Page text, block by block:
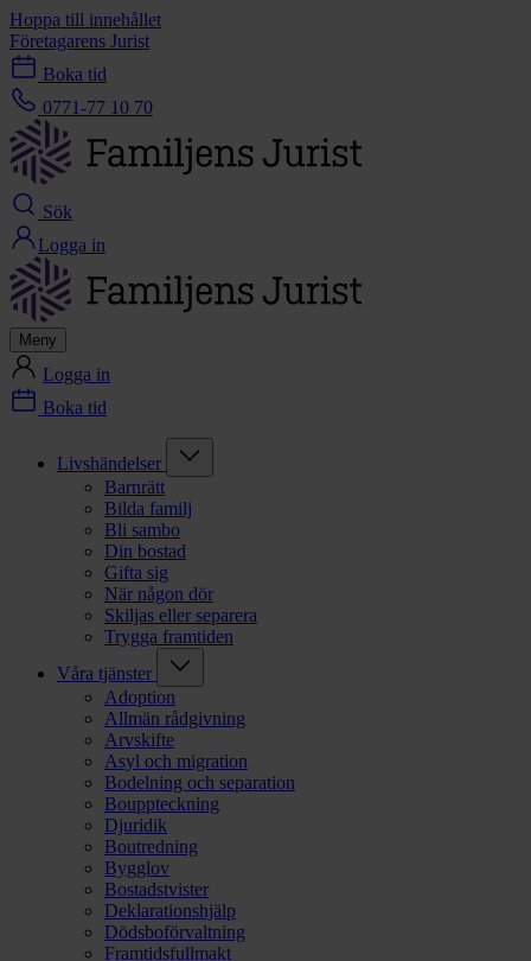
Hoppa till innehållet
Företagarens Jurist
Boka tid
0771-77 10 70
Sök
Logga in
Meny
Logga in
Boka tid
Livshändelser
Barnrätt
Bilda familj
Bli sambo
Din bostad
Gifta sig
När någon dör
Skiljas eller separera
Trygga framtiden
Våra tjänster
Adoption
Allmän rådgivning
Arvskifte
Asyl och migration
Bodelning och separation
Bouppteckning
Djuridik
Boutredning
Bygglov
Bostadstvister
Deklarationshjälp
Dödsboförvaltning
Framtidsfullmakt